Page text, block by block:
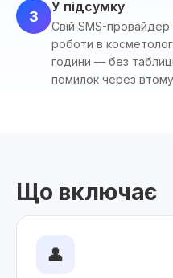
3
У підсумку
Свій SMS-
роботи в
години — без
помилок через
Що включає
👤